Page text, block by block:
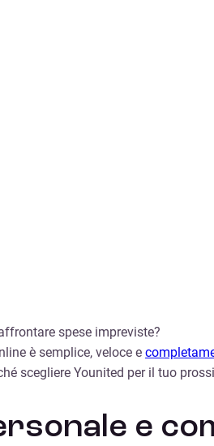
spese impreviste?
è semplice, veloce e
scegliere Younited per il tuo
e